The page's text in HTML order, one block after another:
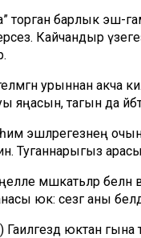
барлык эш-
Кайчандыр
урыннан акча
яңасын, тагын да
эшләрегезнең
Туганнарыгыз
мәшәкатьләр
юк: сезгә аны
Гаиләгездә юктан